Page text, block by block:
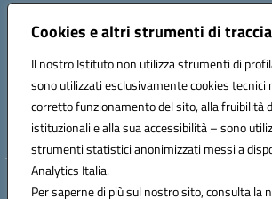
Cookies e altri strumenti di
Il nostro Istituto non utilizza strumenti di
sono utilizzati esclusivamente cookies tecnici
corretto funzionamento del sito, alla fruibilità
istituzionali e alla sua accessibilità – sono
strumenti statistici anonimizzati messi a
Analytics Italia.
Per saperne di più sul nostro sito, consulta la
Indirizzo:
Centralino:078170786 Email:
Codice fiscale: 90027700922
Codice meccanografico:
CAIC875002
Codice unico di fatturazione (CUF): UFVRG0
Hosting & Powered by 3D